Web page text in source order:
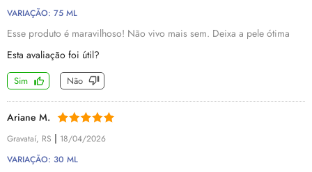
VARIAÇÃO: 75 ML
Esse produto é maravilhoso! Não vivo mais sem. Deixa a pele ótima
Esta avaliação foi útil?
Sim Não
Ariane M.
Gravataí, RS | 18/04/2026
VARIAÇÃO: 30 ML